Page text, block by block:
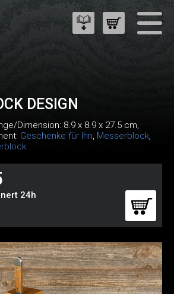
DESIGN
Dimension: 8.9 x 8.9 x 27.5 cm,
Geschenke für Ihn, Messerblock,
24h